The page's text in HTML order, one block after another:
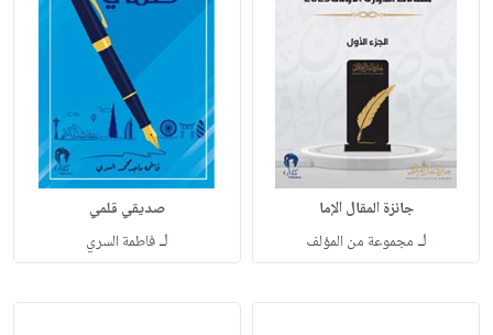
جائزة المقال الإما
لـ مجموعة من المؤلف
صديقي قلمي
لـفاطمة السري